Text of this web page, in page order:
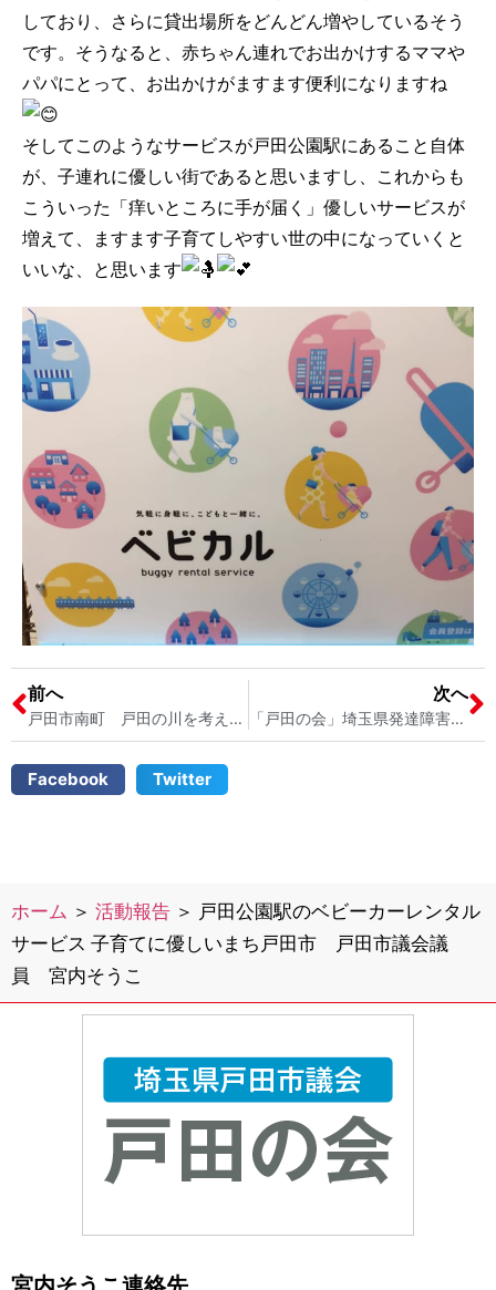
しており、さらに貸出場所をどんどん増やしているそう
です。そうなると、赤ちゃん連れでお出かけするママや
パパにとって、お出かけがますます便利になりますね
そしてこのようなサービスが戸田公園駅にあること自体
が、子連れに優しい街であると思いますし、これからも
こういった「痒いところに手が届く」優しいサービスが
増えて、ますます子育てしやすい世の中になっていくと
いいな、と思います
前へ
戸田市南町 戸田の川を考える会発行 レポート「さくら草」10月号を読みました 戸田市議会議員 宮内そうこ
次へ
「戸田の会」埼玉県発達障害総合支援センターの視察 戸田市の発達障害支援について考える 戸田市議会議員 宮内そうこ
Facebook Twitter
ホーム ＞ 活動報告 ＞ 戸田公園駅のベビーカーレンタル
サービス 子育てに優しいまち戸田市 戸田市議会議
員 宮内そうこ